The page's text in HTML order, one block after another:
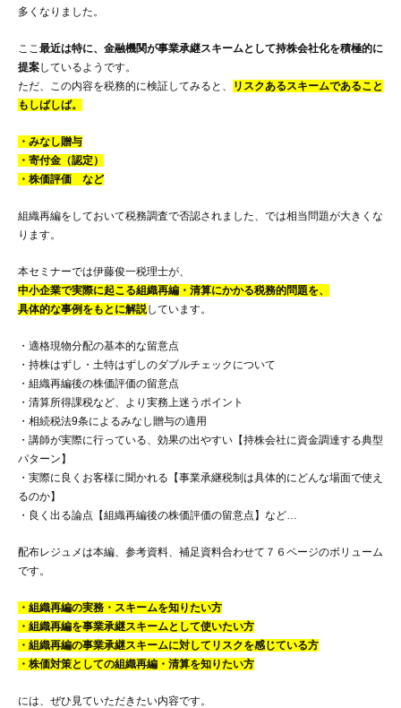
多くなりました。
ここ最近は特に、金融機関が事業承継スキームとして持株会社化を積極的に
提案しているようです。
ただ、この内容を税務的に検証してみると、
リスクあるスキームであること
もしばしば。
・みなし贈与
・寄付金（認定）
・株価評価 など
組織再編をしておいて税務調査で否認されました、では相当問題が大きくな
ります。
本セミナーでは伊藤俊一税理士が、
中小企業で実際に起こる組織再編・清算にかかる税務的問題を、
具体的な事例をもとに解説しています。
・適格現物分配の基本的な留意点
・持株はずし・土特はずしのダブルチェックについて
・組織再編後の株価評価の留意点
・清算所得課税など、より実務上迷うポイント
・相続税法9条によるみなし贈与の適用
・講師が実際に行っている、効果の出やすい【持株会社に資金調達する典型
パターン】
・実際に良くお客様に聞かれる【事業承継税制は具体的にどんな場面で使え
るのか】
・良く出る論点【組織再編後の株価評価の留意点】など…
配布レジュメは本編、参考資料、補足資料合わせて７６ページのボリューム
です。
・組織再編の実務・スキームを知りたい方
・組織再編を事業承継スキームとして使いたい方
・組織再編の事業承継スキームに対してリスクを感じている方
・株価対策としての組織再編・清算を知りたい方
には、ぜひ見ていただきたい内容です。